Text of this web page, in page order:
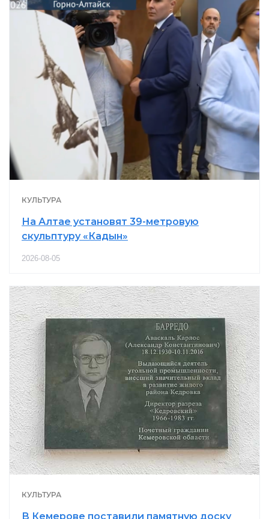
КУЛЬТУРА
На Алтае установят 39-метровую
скульптуру «Кадын»
2026-08-05
КУЛЬТУРА
В Кемерове поставили памятную доску